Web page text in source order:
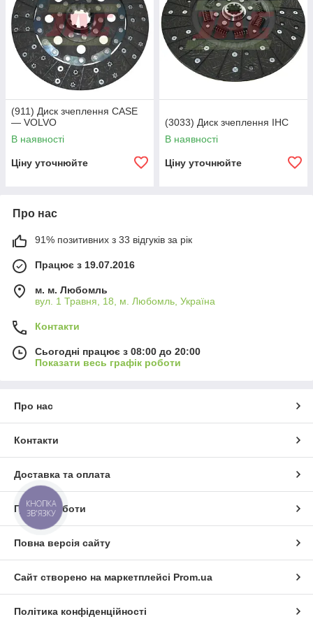
обрабатывает их шесть дней в неделю, с понедельника по
субботу включительно. Заказать фирменные диски
сцепления для зерновых комбайнов Case можно также через
сайт в любое время суток. Доставку запчастей для
механизма переноса привода осуществляем по всей
территории Украины. Постоянные клиенты компании Agro-
zapchasti могут смело рассчитывать на лояльные условия
поставок. Своевременно замененная деталь — гарантия
длительного срока эксплуатации сельхозтехники и
бесперебойного выполнения сельскохозяйственных задач!
(911) Диск зчеплення CASE
— VOLVO
В наявності
Ціну уточнюйте
(3033) Диск зчеплення IHC
В наявності
Ціну уточнюйте
Про нас
91% позитивних з 33 відгуків за рік
Працює з 19.07.2016
м. м. Любомль
вул. 1 Травня, 18, м. Любомль, Україна
Контакти
Сьогодні працює з 08:00 до 20:00
Показати весь графік роботи
Про нас
Контакти
Доставка та оплата
Графік роботи
Повна версія сайту
Сайт створено на маркетплейсі Prom.ua
Політика конфіденційності
КНОПКА
ЗВ'ЯЗКУ